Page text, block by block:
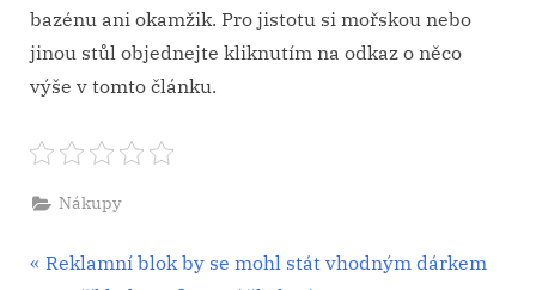
bazénu ani okamžik. Pro jistotu si mořskou nebo
jinou stůl objednejte kliknutím na odkaz o něco
výše v tomto článku.
Nákupy
Navigace
P
Reklamní blok by se mohl stát vhodným dárkem